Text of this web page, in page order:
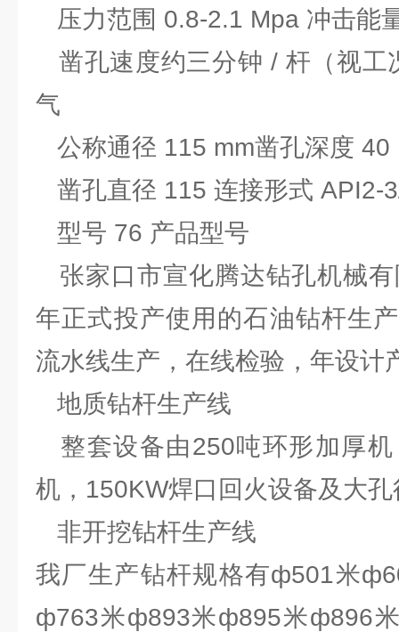
压力范围 0.8-2.1 Mpa 冲击能
凿孔速度约三分钟 / 杆（视工
气
公称通径 115 mm凿孔深度 40
凿孔直径 115 连接形式 API2-
型号 76 产品型号
张家口市宣化腾达钻孔机械
年正式投产使用的石油钻杆生
流水线生产，在线检验，年设计
地质钻杆生产线
整套设备由250吨环形加厚
机，150KW焊口回火设备及大
非开挖钻杆生产线
我厂生产钻杆规格有ф501米
ф763米ф893米ф895米ф896